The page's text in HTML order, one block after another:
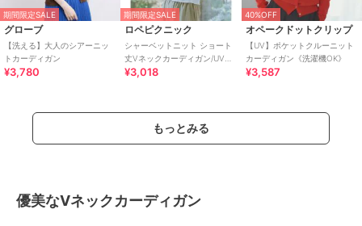
期間限定SALE
グローブ
【洗える】大人のシアーニッ
トカーディガン
¥3,780
期間限定SALE
ロペピクニック
シャーベットニット ショート
丈Vネックカーディガン/UVケ
ア・接触冷感
¥3,018
40%OFF
オペークドットクリップ
【UV】ポケットクルーニット
カーディガン《洗濯機OK》
¥3,587
もっとみる
優美なVネックカーディガン